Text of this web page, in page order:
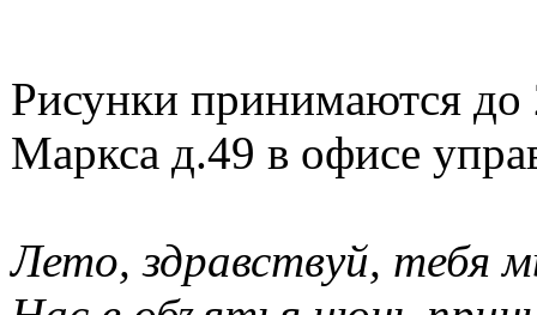
Рисунки принимаются до
Маркса д.49 в офисе
Лето, здравствуй, тебя